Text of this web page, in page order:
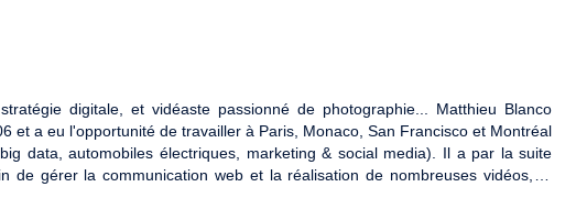
digitale, et vidéaste passionné de photographie... Matthieu Blanco
et a eu l'opportunité de travailler à Paris, Monaco, San Francisco et Montréal
data, automobiles électriques, marketing & social media). Il a par la suite
de gérer la communication web et la réalisation de nombreuses vidéos, et